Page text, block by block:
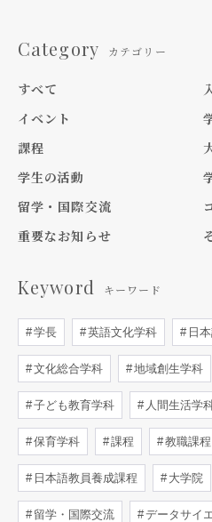
Category カテゴリー
すべて
イベント
課程
学生の活動
留学・国際交流
重要なお知らせ
Keyword キーワード
学長 英語文化学科 日本
文化総合学科 地域創生学科
子ども教育学科 人間生活学
保育学科 課程 教職課程
日本語教員養成課程 大学院
留学・国際交流 データサイ